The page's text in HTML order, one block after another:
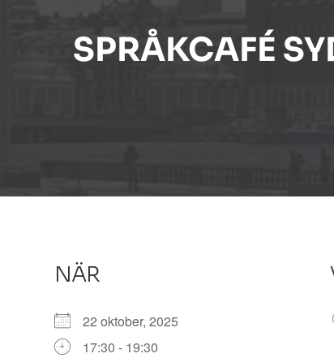
SPRÅKCAFÉ
NÄR
22 oktober, 2025
17:30 - 19:30